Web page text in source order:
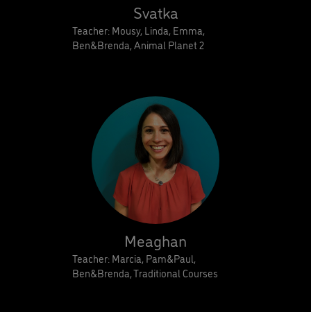
Svatka
Teacher: Mousy, Linda, Emma,
Ben&Brenda, Animal Planet 2
Meaghan
Teacher: Marcia, Pam&Paul,
Ben&Brenda, Traditional Courses